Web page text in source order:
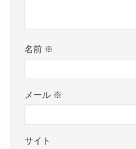
名前 ※
メール ※
サイト